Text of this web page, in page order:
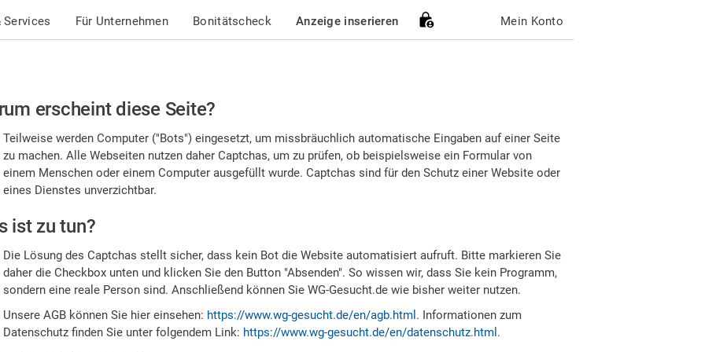
Services Für Unternehmen Bonitätscheck Anzeige inserieren Mein Konto
erscheint diese Seite?
Teilweise werden Computer ("Bots") eingesetzt, um missbräuchlich automatische Eingaben auf einer Seite
zu machen. Alle Webseiten nutzen daher Captchas, um zu prüfen, ob beispielsweise ein Formular von
einem Menschen oder einem Computer ausgefüllt wurde. Captchas sind für den Schutz einer Website oder
eines Dienstes unverzichtbar.
ist zu tun?
Die Lösung des Captchas stellt sicher, dass kein Bot die Website automatisiert aufruft. Bitte markieren Sie
daher die Checkbox unten und klicken Sie den Button "Absenden". So wissen wir, dass Sie kein Programm,
sondern eine reale Person sind. Anschließend können Sie WG-Gesucht.de wie bisher weiter nutzen.
Unsere AGB können Sie hier einsehen: https://www.wg-gesucht.de/en/agb.html . Informationen zum
Datenschutz finden Sie unter folgendem Link: https://www.wg-gesucht.de/en/datenschutz.html .